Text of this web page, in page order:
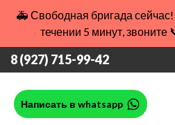
🚑 Свободная бригада
течении 5 минут, звоните
8 (927) 715-99-42
Написать в whatsapp